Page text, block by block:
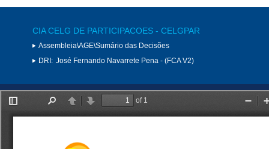
CIA CELG DE PARTICIPACOES - CELGPAR
Assembleia\AGE\Sumário das Decisões
DRI: José Fernando Navarrete Pena - (FCA V2)